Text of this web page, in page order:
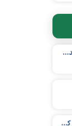
ثبت‌نام در اطلس خیر ایران؛ فرصتی برای معرفی و دیده‌شدن مؤسسات نیکوکاری
همراه وطن در روزهای بحران؛ گامی ماندگار از خیر خارج از کشور در عرصه سلامت